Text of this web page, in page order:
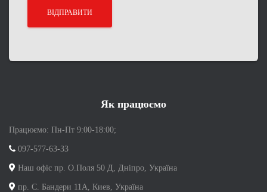
Як працюємо
Працюємо: Пн-Пт 9:00-18:00;
097-577-63-33
Наш офіс пр. О.Поля 50 Д, Дніпро, Україна
пр. С. Бандери 11А, Киев, Україна